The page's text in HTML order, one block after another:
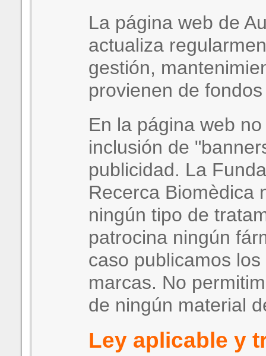
La página web de
actualiza
gestión,
provienen de
En la página web
inclusión de
publicidad. La
Recerca Biomèdica
ningún tipo de
patrocina ningún
caso publicamos
marcas. No
de ningún material
Ley aplicable y